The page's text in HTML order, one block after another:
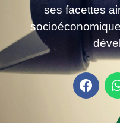
ses facettes